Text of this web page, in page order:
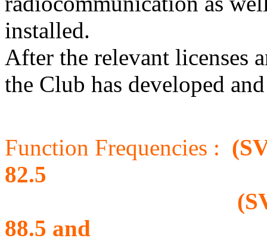
installed.
After the relevant licenses
the Club has developed
Function Frequencies :
82.5
(SV4D RU4 )
88.5 and